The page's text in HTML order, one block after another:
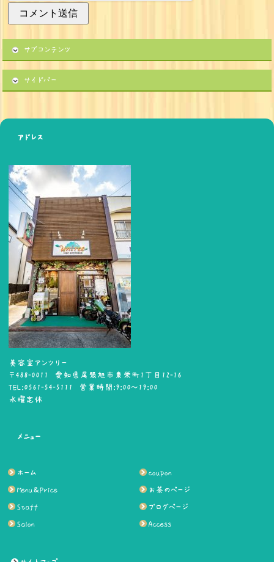
サブコンテンツ
サイドバー
アドレス
美容室アンツリー
〒488-0011 愛知県尾張旭市東栄町1丁目12-16
TEL:0561-54-5111 営業時間:9:00～19:00
水曜定休
メニュー
ホーム
Menu＆Price
Staff
Salon
coupon
お茶のページ
ブログページ
Access